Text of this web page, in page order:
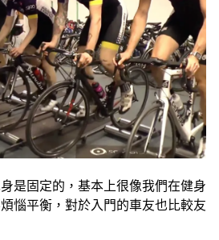
是固定的，基本上很像我們在健身
惱平衡，對於入門的車友也比較友